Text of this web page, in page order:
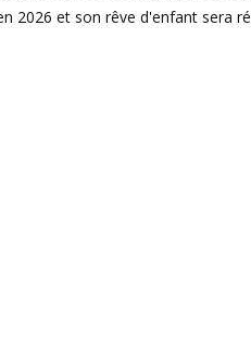
2026 et son rêve d'enfant sera